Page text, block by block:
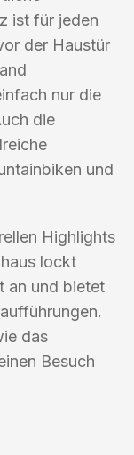
ist für jeden
der Haustür
nur die
die
und
Highlights
lockt
an und bietet
das
Besuch